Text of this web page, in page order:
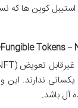
آل باشد.